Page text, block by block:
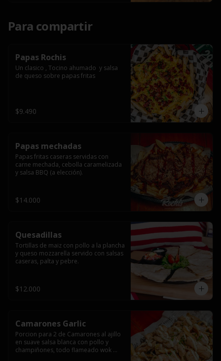
Para compartir
Papas Rochis
Un clasico , Tocino ahumado  y salsa
de queso sobre papas fritas
$9.490
Papas mechadas
Papas fritas caseras servidas con
carne mechada, cebolla caramelizada
y salsa BBQ (a elección).
$14.000
Quesadillas
Tortillas de maiz con pollo a la plancha
y queso mozzarella servido con salsas
caseras, palta y pebre.
$12.000
Camarones Garlic
Porcion para 2 de Camarones al ajillo
en suave salsa blanca con pollo y
champiñones, todo flameado wok